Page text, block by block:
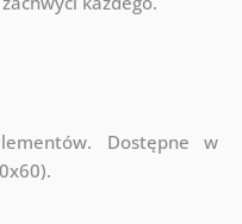
Dostępne w